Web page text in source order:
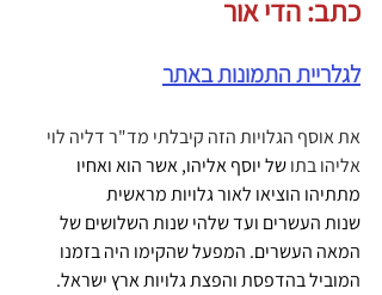
כתב: הדי אור
לגלריית התמונות באתר
את אוסף הגלויות הזה קיבלתי מד"ר דליה לוי
אליהו בתו של יוסף אליהו, אשר הוא ואחיו
מתתיהו הוציאו לאור גלויות מראשית
שנות העשרים ועד שלהי שנות השלושים של
המאה העשרים. המפעל שהקימו היה בזמנו
המוביל בהדפסת והפצת גלויות ארץ ישראל.